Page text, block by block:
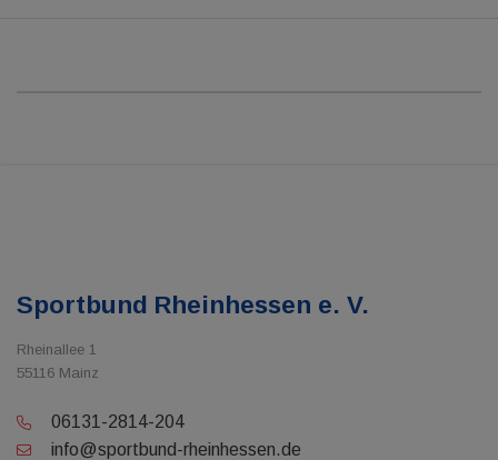
Sportbund Rheinhessen e. V.
Rheinallee 1
55116 Mainz
06131-2814-204
info@sportbund-rheinhessen.de